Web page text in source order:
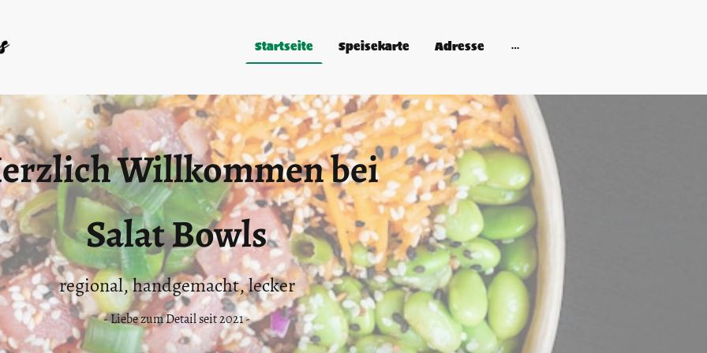
Startseite Speisekarte Adresse
Willkommen bei
Salat Bowls
regional, handgemacht, lecker
- Liebe zum Detail seit 2021 -